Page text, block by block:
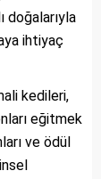
doğalarıyla
ihtiyaç
kedileri,
eğitmek
ve ödül